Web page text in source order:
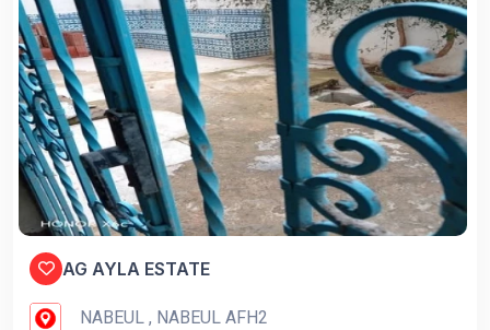
AG AYLA ESTATE
NABEUL , NABEUL AFH2